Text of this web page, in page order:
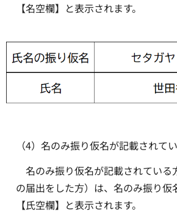
【名空欄】と表示されます。
（4）名のみ振り仮名が記載されて
名のみ振り仮名が記載されている
の届出をした方）は、名のみ振り仮
【氏空欄】と表示されます。